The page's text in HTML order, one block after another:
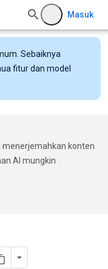
Masuk
Sebaiknya
fitur dan model
menerjemahkan konten
AI mungkin